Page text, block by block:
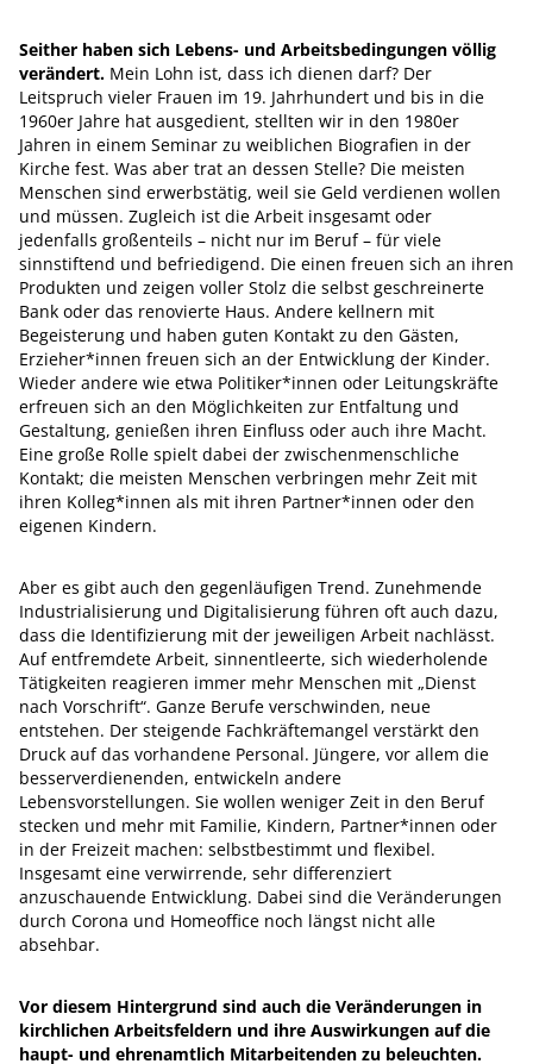
Seither haben sich Lebens- und Arbeitsbedingungen völlig
verändert. Mein Lohn ist, dass ich dienen darf? Der
Leitspruch vieler Frauen im 19. Jahrhundert und bis in die
1960er Jahre hat ausgedient, stellten wir in den 1980er
Jahren in einem Seminar zu weiblichen Biografien in der
Kirche fest. Was aber trat an dessen Stelle? Die meisten
Menschen sind erwerbstätig, weil sie Geld verdienen wollen
und müssen. Zugleich ist die Arbeit insgesamt oder
jedenfalls großenteils – nicht nur im Beruf – für viele
sinnstiftend und befriedigend. Die einen freuen sich an ihren
Produkten und zeigen voller Stolz die selbst geschreinerte
Bank oder das renovierte Haus. Andere kellnern mit
Begeisterung und haben guten Kontakt zu den Gästen,
Erzieher*innen freuen sich an der Entwicklung der Kinder.
Wieder andere wie etwa Politiker*innen oder Leitungskräfte
erfreuen sich an den Möglichkeiten zur Entfaltung und
Gestaltung, genießen ihren Einfluss oder auch ihre Macht.
Eine große Rolle spielt dabei der zwischenmenschliche
Kontakt; die meisten Menschen verbringen mehr Zeit mit
ihren Kolleg*innen als mit ihren Partner*innen oder den
eigenen Kindern.
Aber es gibt auch den gegenläufigen Trend. Zunehmende
Industrialisierung und Digitalisierung führen oft auch dazu,
dass die Identifizierung mit der jeweiligen Arbeit nachlässt.
Auf entfremdete Arbeit, sinnentleerte, sich wiederholende
Tätigkeiten reagieren immer mehr Menschen mit „Dienst
nach Vorschrift“. Ganze Berufe verschwinden, neue
entstehen. Der steigende Fachkräftemangel verstärkt den
Druck auf das vorhandene Personal. Jüngere, vor allem die
besserverdienenden, entwickeln andere
Lebensvorstellungen. Sie wollen weniger Zeit in den Beruf
stecken und mehr mit Familie, Kindern, Partner*innen oder
in der Freizeit machen: selbstbestimmt und flexibel.
Insgesamt eine verwirrende, sehr differenziert
anzuschauende Entwicklung. Dabei sind die Veränderungen
durch Corona und Homeoffice noch längst nicht alle
absehbar.
Vor diesem Hintergrund sind auch die Veränderungen in
kirchlichen Arbeitsfeldern und ihre Auswirkungen auf die
haupt- und ehrenamtlich Mitarbeitenden zu beleuchten.